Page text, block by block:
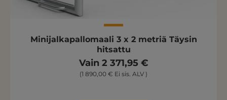
Minijalkapallomaali 3 x 2 metriä Täysin
hitsattu
Vain 2 371,95 €
(1 890,00 € Ei sis. ALV )